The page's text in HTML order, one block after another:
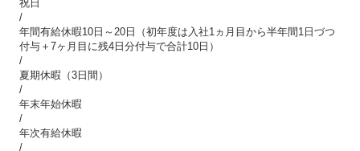
祝日
/
年間有給休暇10日～20日（初年度は入社1ヵ月目から半年間1日づつ
付与＋7ヶ月目に残4日分付与で合計10日）
/
夏期休暇（3日間）
/
年末年始休暇
/
年次有給休暇
/